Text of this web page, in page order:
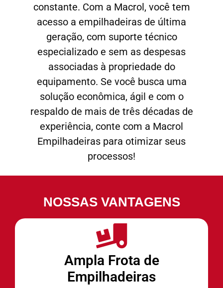
constante. Com a Macrol, você tem
acesso a empilhadeiras de última
geração, com suporte técnico
especializado e sem as despesas
associadas à propriedade do
equipamento. Se você busca uma
solução econômica, ágil e com o
respaldo de mais de três décadas de
experiência, conte com a Macrol
Empilhadeiras para otimizar seus
processos!
NOSSAS VANTAGENS
Ampla Frota de
Empilhadeiras